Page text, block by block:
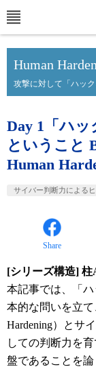
Human
攻撃に対して「ハッ
Day 1「ハ
ということ
Human
サイバー判断力による
Share
[シリーズ構造] 柱
本記事では、「
本的な問いを立
Hardening）とサ
しての判断力を
盤であることを論